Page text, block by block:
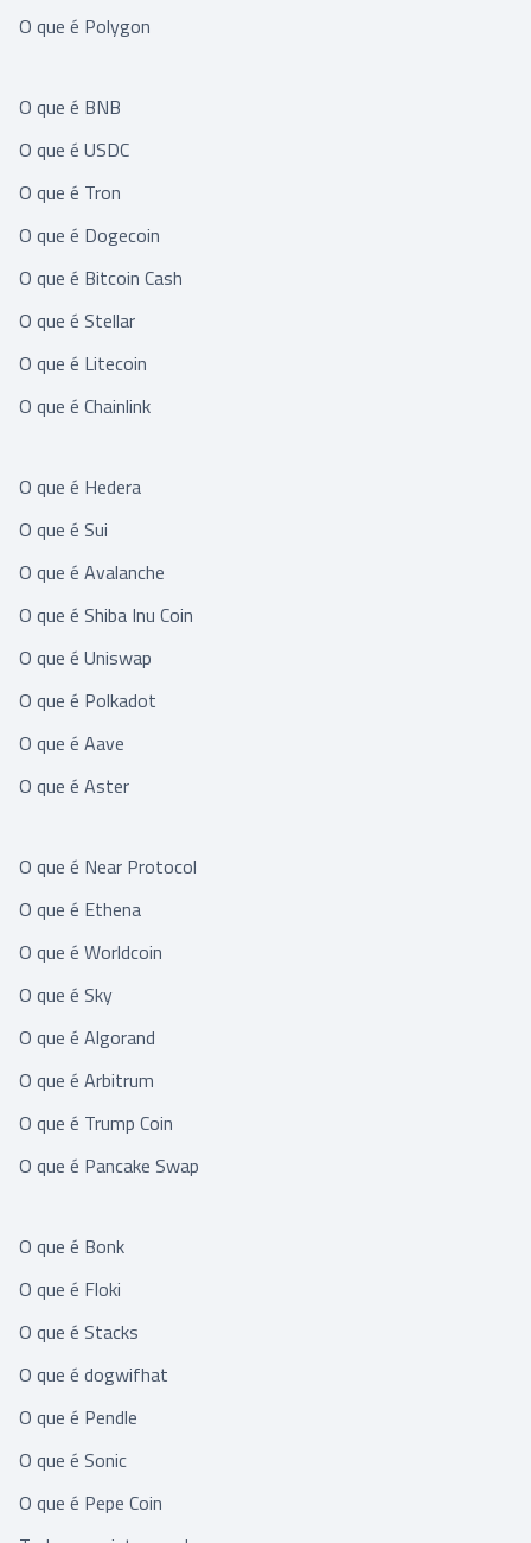
O que é Polygon
O que é BNB
O que é USDC
O que é Tron
O que é Dogecoin
O que é Bitcoin Cash
O que é Stellar
O que é Litecoin
O que é Chainlink
O que é Hedera
O que é Sui
O que é Avalanche
O que é Shiba Inu Coin
O que é Uniswap
O que é Polkadot
O que é Aave
O que é Aster
O que é Near Protocol
O que é Ethena
O que é Worldcoin
O que é Sky
O que é Algorand
O que é Arbitrum
O que é Trump Coin
O que é Pancake Swap
O que é Bonk
O que é Floki
O que é Stacks
O que é dogwifhat
O que é Pendle
O que é Sonic
O que é Pepe Coin